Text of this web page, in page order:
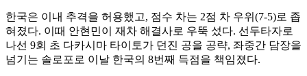
한국은 이내 추격을 허용했고, 점수 차는 2점 차 우위(7-5)로 좁
혀졌다. 이때 안현민이 재차 해결사로 우뚝 섰다. 선두타자로
나선 9회 초 다카시마 타이토가 던진 공을 공략, 좌중간 담장을
넘기는 솔로포로 이날 한국의 8번째 득점을 책임졌다.